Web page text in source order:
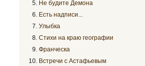
Не будите Демона
Есть надписи...
Улыбка
Стихи на краю географии
Франческа
Встречи с Астафьевым